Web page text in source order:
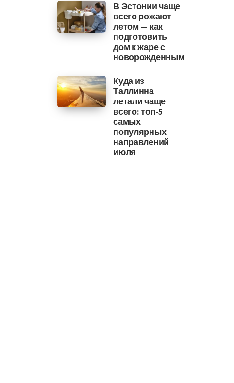
В Эстонии чаще
всего рожают
летом — как
подготовить
дом к жаре с
новорожденным
Куда из
Таллинна
летали чаще
всего: топ-5
самых
популярных
направлений
июля